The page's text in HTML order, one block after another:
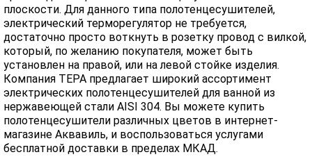
плоскости. Для данного типа полотенцесушителей,
электрический терморегулятор не требуется,
достаточно просто воткнуть в розетку провод с вилкой,
который, по желанию покупателя, может быть
установлен на правой, или на левой стойке изделия.
Компания ТЕРА предлагает широкий ассортимент
электрических полотенцесушителей для ванной из
нержавеющей стали AISI 304. Вы можете купить
полотенцесушители различных цветов в интернет-
магазине Аквавиль, и воспользоваться услугами
бесплатной доставки в пределах МКАД.